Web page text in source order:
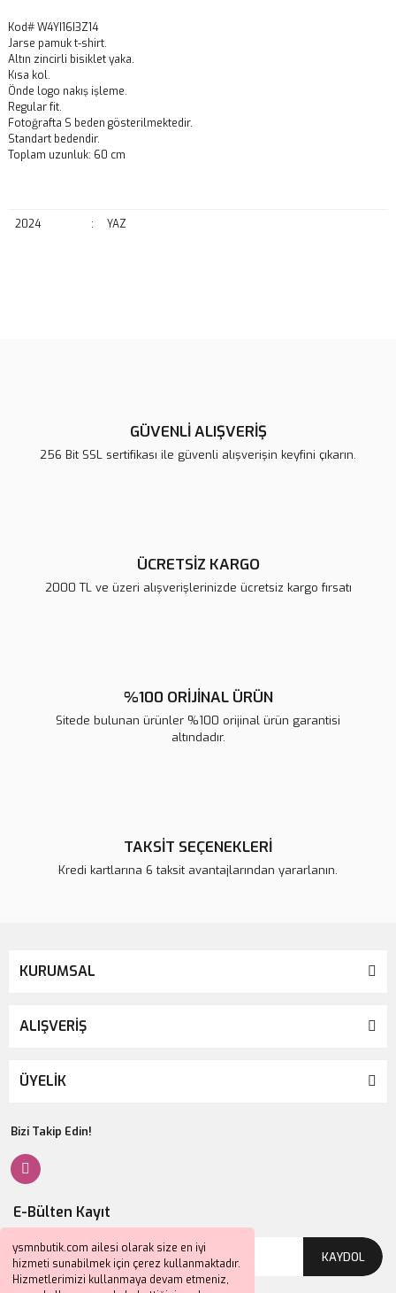
ysmnbutik.com ailesi olarak size en iyi
hizmeti sunabilmek için çerez kullanmaktadır.
Hizmetlerimizi kullanmaya devam etmeniz,
Kod# W4YI16I3Z14
Jarse pamuk t-shirt.
Altın zincirli bisiklet yaka.
Kısa kol.
Önde logo nakış işleme.
Regular fit.
Fotoğrafta S beden gösterilmektedir.
Standart bedendir.
Toplam uzunluk: 60 cm
2024 : YAZ
Ürün açıklamasında eksik bilgiler bulunuyor.
GÜVENLİ ALIŞVERİŞ
256 Bit SSL sertifikası ile güvenli alışverişin keyfini çıkarın.
ÜCRETSİZ KARGO
2000 TL ve üzeri alışverişlerinizde ücretsiz kargo fırsatı
%100 ORİJİNAL ÜRÜN
Sitede bulunan ürünler %100 orijinal ürün garantisi
altındadır.
TAKSİT SEÇENEKLERİ
Kredi kartlarına 6 taksit avantajlarından yararlanın.
KURUMSAL
ALIŞVERİŞ
ÜYELİK
Bizi Takip Edin!
E-Bülten Kayıt
KAYDOL